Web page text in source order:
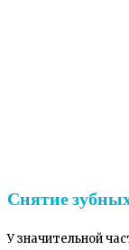
Снятие
У значительной